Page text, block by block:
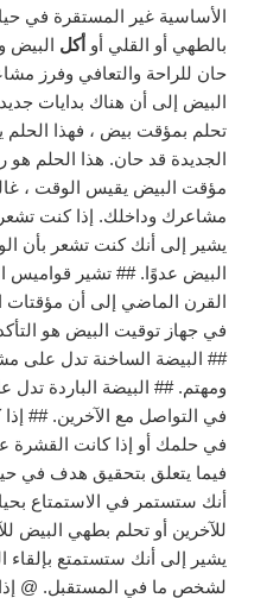
الأساسية غير المستقرة في
بالطهي أو القلي أو أكل البيض
حان للراحة والتعافي وفرز
البيض إلى أن هناك بدايات
تحلم بمؤقت بيض ، فهذا الحلم
الجديدة قد حان. هذا الحلم هو
مؤقت البيض يقيس الوقت ،
مشاعرك وداخلك. إذا كنت تشعر
يشير إلى أنك كنت تشعر بأن
البيض عدوًا. ## تشير قواميس
القرن الماضي إلى أن مؤقتات
في جهاز توقيت البيض هو
## البيضة الساخنة تدل على
ومهتم. ## البيضة الباردة
في التواصل مع الآخرين. ##
في حلمك أو إذا كانت القشرة
فيما يتعلق بتحقيق هدف في
أنك ستستمر في الاستمتاع
للآخرين أو تحلم بطهي البيض
يشير إلى أنك ستستمتع بإلقاء
لشخص ما في المستقبل. @